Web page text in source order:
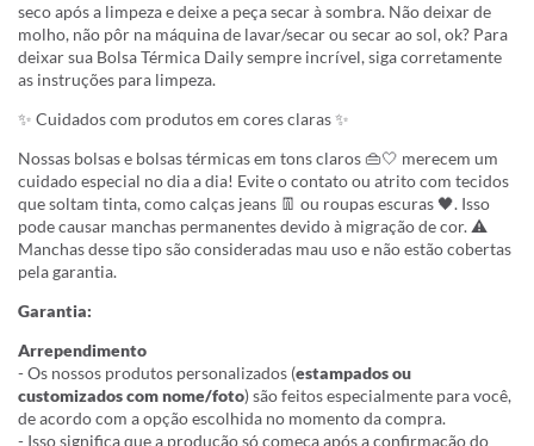
seco após a limpeza e deixe a peça secar à sombra. Não deixar de
molho, não pôr na máquina de lavar/secar ou secar ao sol, ok? Para
deixar sua Bolsa Térmica Daily sempre incrível, siga corretamente
as instruções para limpeza.
✨ Cuidados com produtos em cores claras ✨
Nossas bolsas e bolsas térmicas em tons claros 👜🤍 merecem um
cuidado especial no dia a dia! Evite o contato ou atrito com tecidos
que soltam tinta, como calças jeans 👖 ou roupas escuras 🖤. Isso
pode causar manchas permanentes devido à migração de cor. ⚠️
Manchas desse tipo são consideradas mau uso e não estão cobertas
pela garantia.
Garantia:
Arrependimento
- Os nossos produtos personalizados (estampados ou
customizados com nome/foto) são feitos especialmente para você,
de acordo com a opção escolhida no momento da compra.
- Isso significa que a produção só começa após a confirmação do